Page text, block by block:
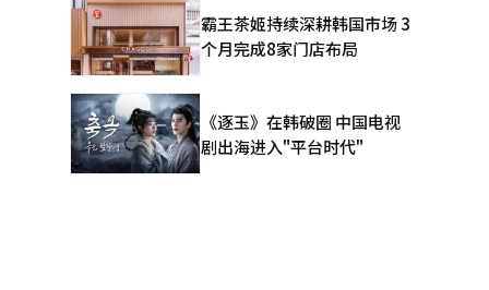
霸王茶姬持续深耕韩国市场 3
个月完成8家门店布局
《逐玉》在韩破圈 中国电视
剧出海进入"平台时代"